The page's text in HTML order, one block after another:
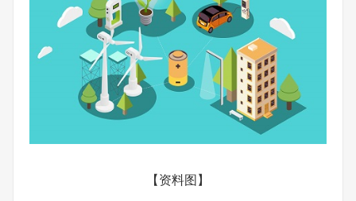
【资料图】